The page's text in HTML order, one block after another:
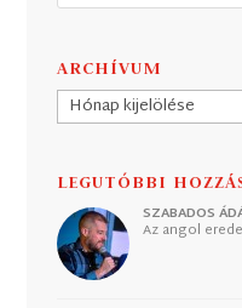
ARCHÍVUM
Archívum
LEGUTÓBBI
SZABADOS
Az angol